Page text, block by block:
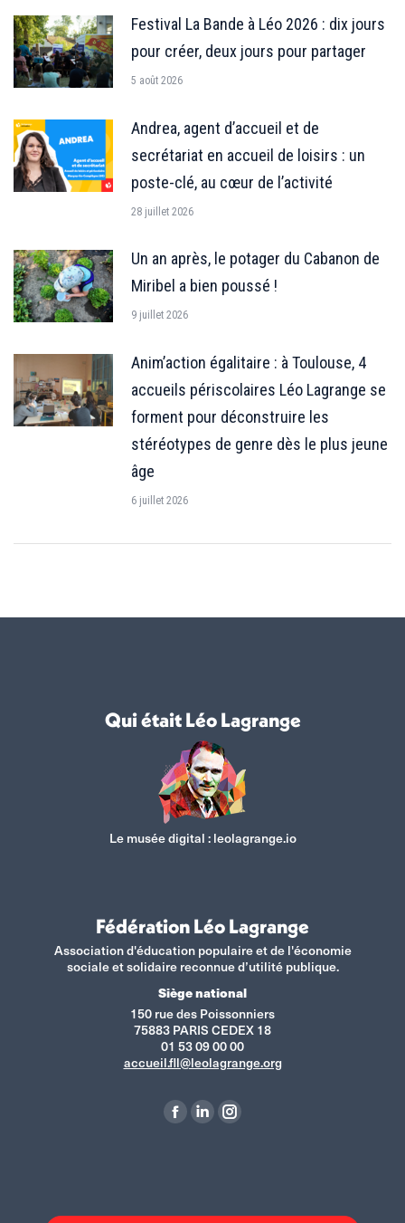
Festival La Bande à Léo 2026 : dix jours
pour créer, deux jours pour partager
5 août 2026
Andrea, agent d’accueil et de
secrétariat en accueil de loisirs : un
poste-clé, au cœur de l’activité
28 juillet 2026
Un an après, le potager du Cabanon de
Miribel a bien poussé !
9 juillet 2026
Anim’action égalitaire : à Toulouse, 4
accueils périscolaires Léo Lagrange se
forment pour déconstruire les
stéréotypes de genre dès le plus jeune
âge
6 juillet 2026
Qui était Léo Lagrange
Le musée digital :leolagrange.io
Fédération Léo Lagrange
Association d'éducation populaire et de l'économie
sociale et solidaire reconnue d’utilité publique.
Siège national
150 rue des Poissonniers
75883 PARIS CEDEX 18
01 53 09 00 00
accueil.fll@leolagrange.org
La
dans
La
dans
La
dans